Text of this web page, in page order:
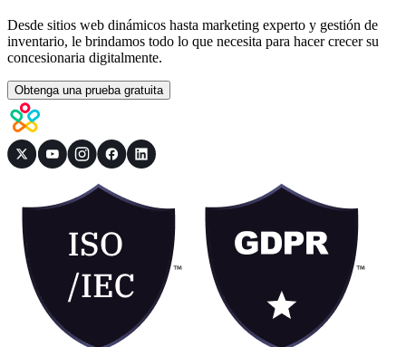
Desde sitios web dinámicos hasta marketing experto y gestión de
inventario, le brindamos todo lo que necesita para hacer crecer su
concesionaria digitalmente.
Obtenga una prueba gratuita